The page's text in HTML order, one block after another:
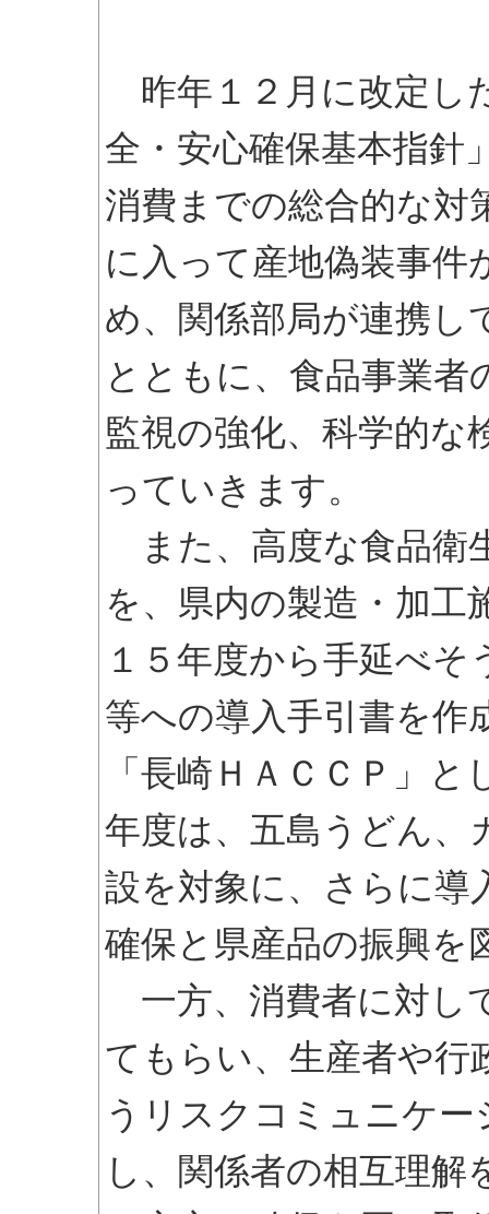
昨年１２月に改定し
全・安心確保基本指針
消費までの総合的な対
に入って産地偽装事件
め、関係部局が連携し
とともに、食品事業
監視の強化、科学的な
っていきます。
また、高度な食品衛
を、県内の製造・加工
１５年度から手延べ
等への導入手引書を作
「長崎ＨＡＣＣＰ」
年度は、五島うどん、
設を対象に、さらに導
確保と県産品の振興を
一方、消費者に対し
てもらい、生産者や行
うリスクコミュニケ
し、関係者の相互理